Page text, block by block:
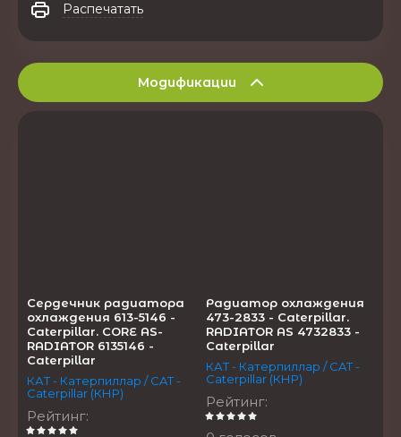
Распечатать
Модификации
Сердечник радиатора
охлаждения 613-5146 -
Caterpillar. CORE AS-
RADIATOR 6135146 -
Caterpillar
КАТ - Катерпиллар / CAT -
Caterpillar (КНР)
Рейтинг:
Радиатор охлаждения
473-2833 - Caterpillar.
RADIATOR AS 4732833 -
Caterpillar
КАТ - Катерпиллар / CAT -
Caterpillar (КНР)
Рейтинг: